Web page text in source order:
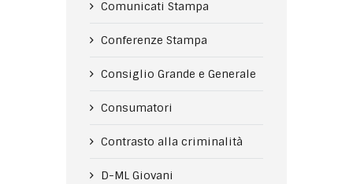
Comunicati Stampa
Conferenze Stampa
Consiglio Grande e Generale
Consumatori
Contrasto alla criminalità
D-ML Giovani